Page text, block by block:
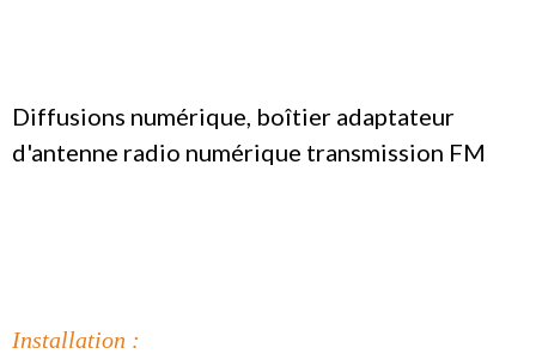
Diffusions numérique, boîtier adaptateur
d'antenne radio numérique transmission FM
Installation :